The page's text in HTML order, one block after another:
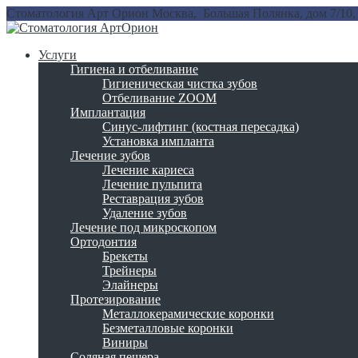
Стоматология Арт Орион Москва, Большая Полянка, дом 7/10,
Услуги
Гигиена и отбеливание
Гигиеническая чистка зубов
Отбеливание ZOOM
Имплантация
Синус-лифтинг (костная пересадка)
Установка импланта
Лечение зубов
Лечение кариеса
Лечение пульпита
Реставрация зубов
Удаление зубов
Лечение под микроскопом
Ортодонтия
Брекеты
Трейнеры
Элайнеры
Протезирование
Металлокерамические коронки
Безметалловые коронки
Виниры